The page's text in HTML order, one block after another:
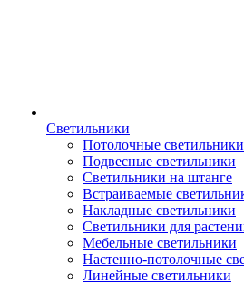
Светильники
Потолочные светильники
Подвесные светильники
Светильники на штанге
Встраиваемые
Накладные светильники
Светильники для
Мебельные светильники
Настенно-потолочные
Линейные светильники